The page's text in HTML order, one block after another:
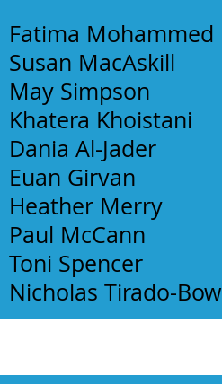
​Fatima Mohammed
Susan MacAskill
May Simpson
Khatera Khoistani
Dania Al-Jader
Euan Girvan
Heather Merry
Paul McCann
Toni Spencer
Nicholas Tirado-